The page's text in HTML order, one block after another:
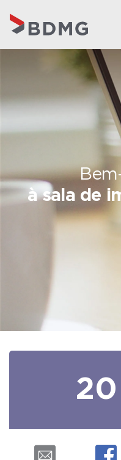
à sala de
20